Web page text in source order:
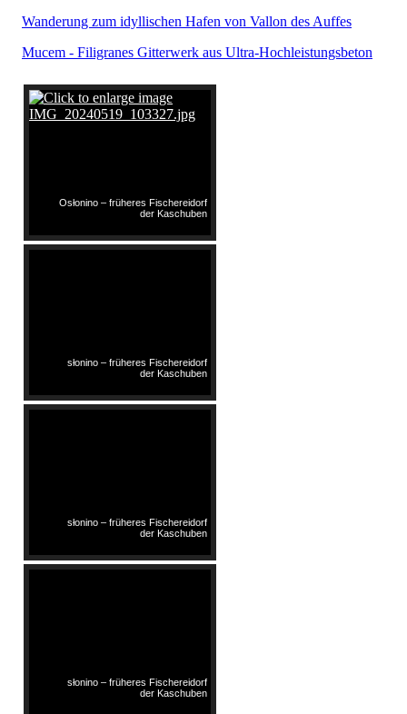
Wanderung zum idyllischen Hafen von Vallon des Auffes
Mucem - Filigranes Gitterwerk aus Ultra-Hochleistungsbeton
Osłonino – früheres Fischereidorf
der Kaschuben
słonino – früheres Fischereidorf
der Kaschuben
słonino – früheres Fischereidorf
der Kaschuben
słonino – früheres Fischereidorf
der Kaschuben